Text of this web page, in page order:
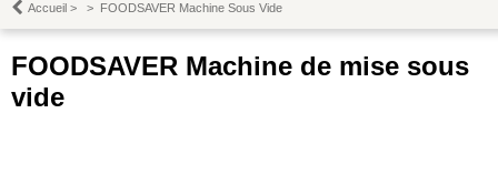
Accueil > > FOODSAVER Machine Sous Vide
FOODSAVER Machine de mise sous
vide